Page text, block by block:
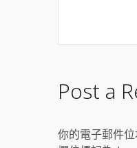
Post a
你的電子郵件